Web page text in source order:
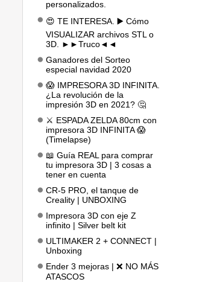
personalizados.
😍 TE INTERESA. ▶️ Cómo
VISUALIZAR archivos STL o
3D. ►►Truco◄◄
Ganadores del Sorteo
especial navidad 2020
😱 IMPRESORA 3D INFINITA.
¿La revolución de la
impresión 3D en 2021? 🤔
⚔️ ESPADA ZELDA 80cm con
impresora 3D INFINITA 😱
(Timelapse)
📖 Guía REAL para comprar
tu impresora 3D | 3 cosas a
tener en cuenta
CR-5 PRO, el tanque de
Creality | UNBOXING
Impresora 3D con eje Z
infinito | Silver belt kit
ULTIMAKER 2 + CONNECT |
Unboxing
Ender 3 mejoras | ❌ NO MÁS
ATASCOS